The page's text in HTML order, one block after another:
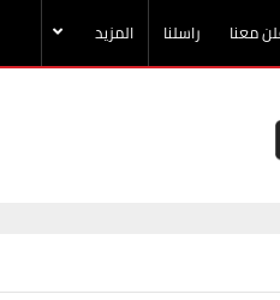
معنا راسلنا المزيد